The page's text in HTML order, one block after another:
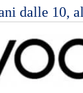
dalle 10,